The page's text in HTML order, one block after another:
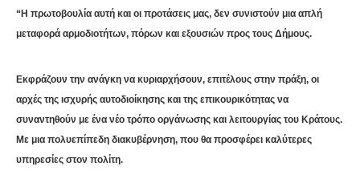
“Η πρωτοβουλία αυτή και οι προτάσεις μας, δεν συνιστούν μια απλή
μεταφορά αρμοδιοτήτων, πόρων και εξουσιών προς τους Δήμους.
Εκφράζουν την ανάγκη να κυριαρχήσουν, επιτέλους στην πράξη, οι
αρχές της ισχυρής αυτοδιοίκησης και της επικουρικότητας να
συναντηθούν με ένα νέο τρόπο οργάνωσης και λειτουργίας του Κράτους.
Με μια πολυεπίπεδη διακυβέρνηση, που θα προσφέρει καλύτερες
υπηρεσίες στον πολίτη.